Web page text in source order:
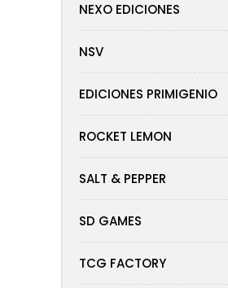
NEXO EDICIONES
NSV
EDICIONES PRIMIGENIO
ROCKET LEMON
SALT & PEPPER
SD GAMES
TCG FACTORY